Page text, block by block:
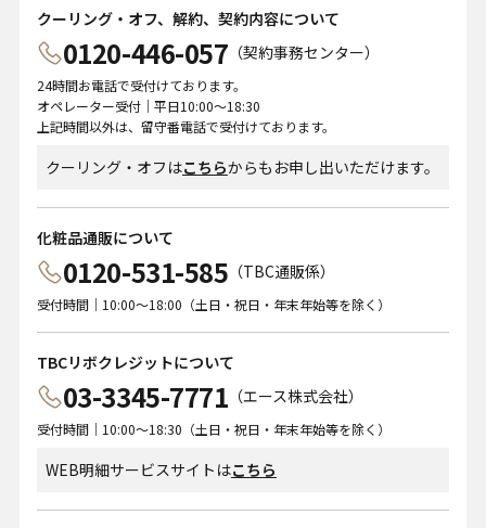
クーリング・オフ、解約、契約内容について
0120-446-057 （契約事務センター）
24時間お電話で受付けております。
オペレーター受付｜平日10:00～18:30
上記時間以外は、留守番電話で受付けております。
クーリング・オフはこちらからもお申し出いただけます。
化粧品通販について
0120-531-585 （TBC通販係）
受付時間｜10:00～18:00（土日・祝日・年末年始等を除く）
TBCリボクレジットについて
03-3345-7771 （エース株式会社）
受付時間｜10:00～18:30（土日・祝日・年末年始等を除く）
WEB明細サービスサイトはこちら